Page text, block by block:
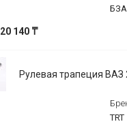
20 140 ₸
Рулевая трапеция ВАЗ
TRT